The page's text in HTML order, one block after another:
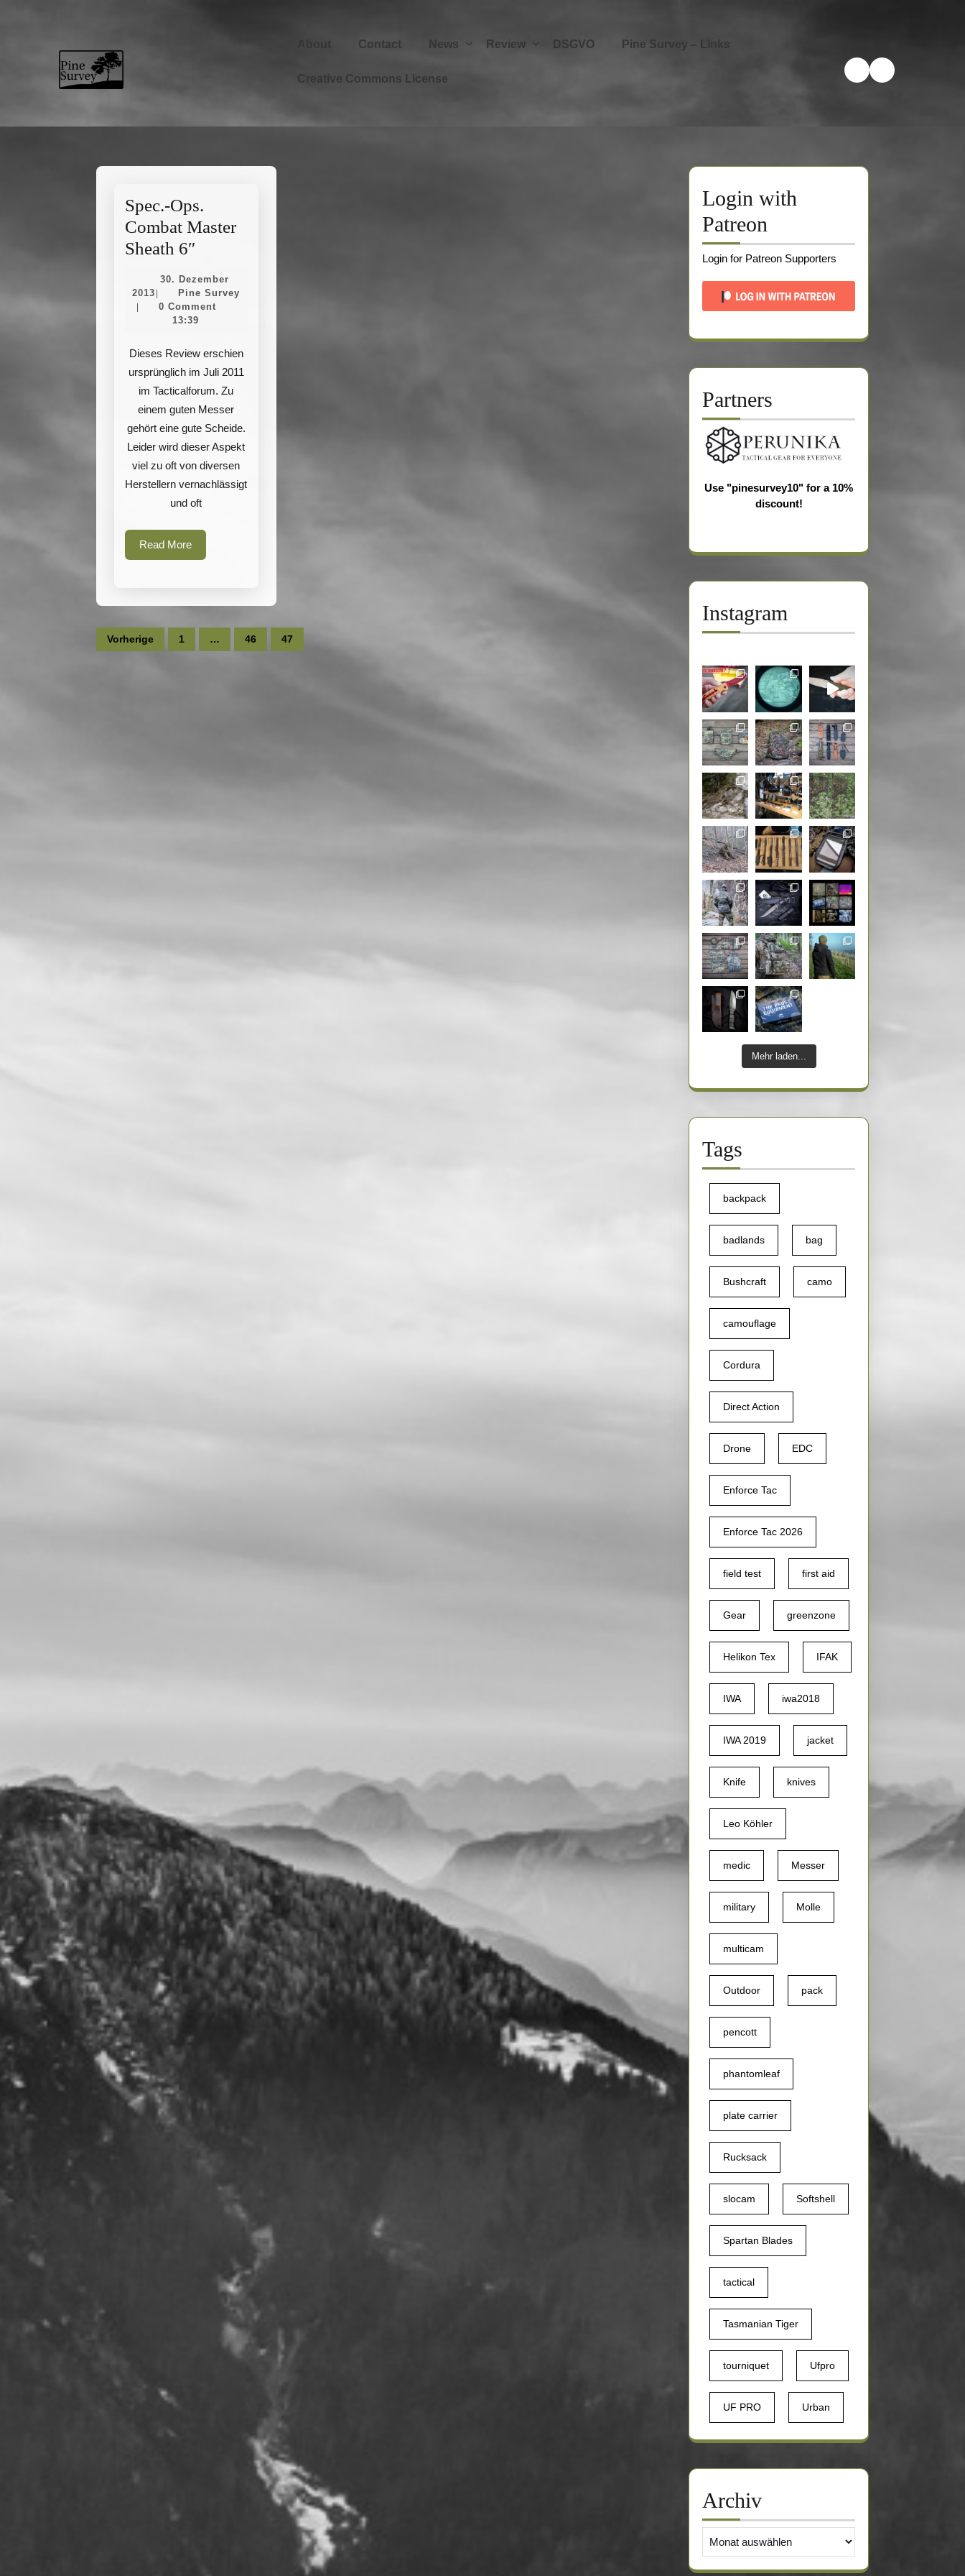
Contact News Review DSGVO Pine Survey – Links
Creative Commons License
Spec.-Ops.
Combat Master
Sheath 6″
Combat
Master
6″
30. Dezember
201330.
Dezember
2013
Pine SurveyPine
0 Comment
13:39
Dieses Review erschien
ursprünglich im Juli 2011
im Tacticalforum. Zu
einem guten Messer
gehört eine gute Scheide.
Leider wird dieser Aspekt
viel zu oft von diversen
Herstellern vernachlässigt
und oft
Read MoreRead
More
Seitennummerierung
Vorherige 1 … 46 47
Login with
Patreon
Login for Patreon Supporters
Partners
Use "pinesurvey10" for a 10%
discount!
Instagram
Mehr laden...
Tags
backpack
badlands bag
Bushcraft camo
camouflage
Cordura
Direct Action
Drone EDC
Enforce Tac
Enforce Tac 2026
field test first aid
Gear greenzone
Helikon Tex IFAK
IWA iwa2018
IWA 2019 jacket
Knife knives
Leo Köhler
medic Messer
military Molle
multicam
Outdoor pack
pencott
phantomleaf
plate carrier
Rucksack
slocam Softshell
Spartan Blades
tactical
Tasmanian Tiger
tourniquet Ufpro
UF PRO Urban
Archiv